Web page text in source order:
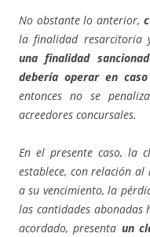
No obstante lo anterior,
la finalidad resarcitoria
una finalidad
debería operar en
entonces no se
acreedores concursales.
En el presente caso, la
establece, con relación
a su vencimiento, la
las cantidades abonadas
acordado, presenta un